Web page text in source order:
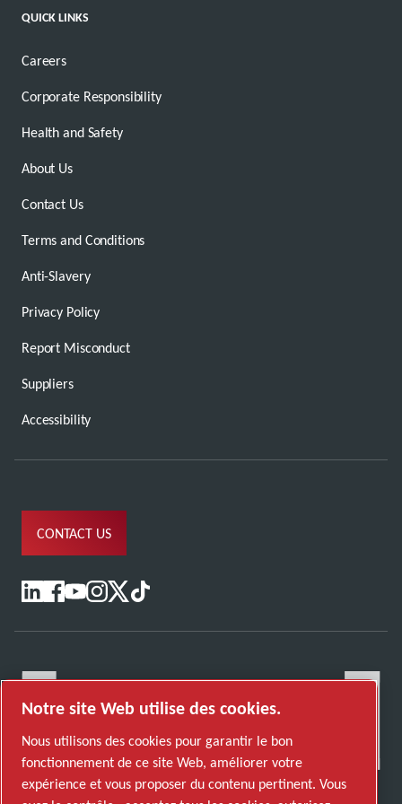
QUICK LINKS
Careers
Corporate Responsibility
Health and Safety
About Us
Contact Us
Terms and Conditions
Anti-Slavery
Privacy Policy
Report Misconduct
Suppliers
Accessibility
CONTACT US
Notre site Web utilise des cookies.
Nous utilisons des cookies pour garantir le bon
fonctionnement de ce site Web, améliorer votre
expérience et vous proposer du contenu pertinent. Vous